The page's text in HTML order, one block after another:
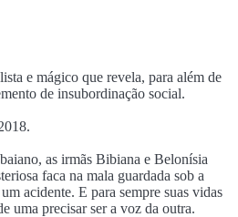
e mágico que revela, para além de
de insubordinação social.
as irmãs Bibiana e Belonísia
faca na mala guardada sob a
acidente. E para sempre suas vidas
uma precisar ser a voz da outra.